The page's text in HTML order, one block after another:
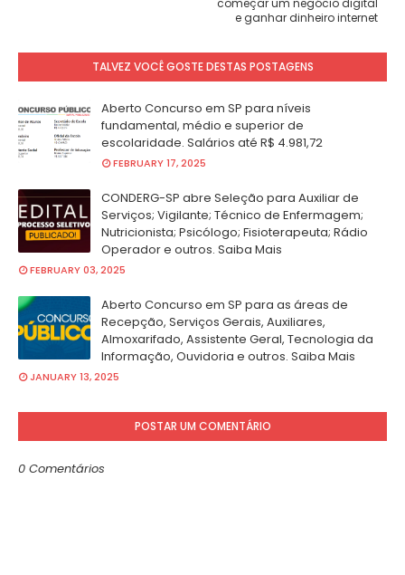
começar um negócio digital
e ganhar dinheiro internet
TALVEZ VOCÊ GOSTE DESTAS POSTAGENS
Aberto Concurso em SP para níveis
fundamental, médio e superior de
escolaridade. Salários até R$ 4.981,72
FEBRUARY 17, 2025
CONDERG-SP abre Seleção para Auxiliar de
Serviços; Vigilante; Técnico de Enfermagem;
Nutricionista; Psicólogo; Fisioterapeuta; Rádio
Operador e outros. Saiba Mais
FEBRUARY 03, 2025
Aberto Concurso em SP para as áreas de
Recepção, Serviços Gerais, Auxiliares,
Almoxarifado, Assistente Geral, Tecnologia da
Informação, Ouvidoria e outros. Saiba Mais
JANUARY 13, 2025
POSTAR UM COMENTÁRIO
0 Comentários